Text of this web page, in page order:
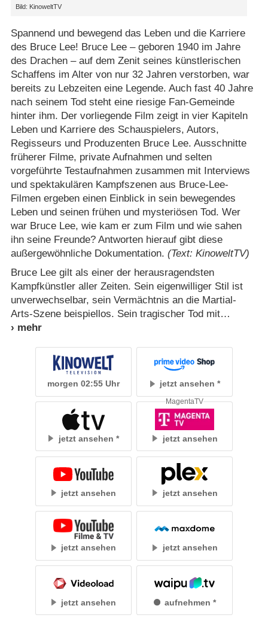
Bild: KinoweltTV
Spannend und bewegend das Leben und die Karriere
des Bruce Lee! Bruce Lee – geboren 1940 im Jahre
des Drachen – auf dem Zenit seines künstlerischen
Schaffens im Alter von nur 32 Jahren verstorben, war
bereits zu Lebzeiten eine Legende. Auch fast 40 Jahre
nach seinem Tod steht eine riesige Fan-Gemeinde
hinter ihm. Der vorliegende Film zeigt in vier Kapiteln
Leben und Karriere des Schauspielers, Autors,
Regisseurs und Produzenten Bruce Lee. Ausschnitte
früherer Filme, private Aufnahmen und selten
vorgeführte Testaufnahmen zusammen mit Interviews
und spektakulären Kampfszenen aus Bruce-Lee-
Filmen ergeben einen Einblick in sein bewegendes
Leben und seinen frühen und mysteriösen Tod. Wer
war Bruce Lee, wie kam er zum Film und wie sahen
ihn seine Freunde? Antworten hierauf gibt diese
außergewöhnliche Dokumentation. (Text: KinoweltTV)
Bruce Lee gilt als einer der herausragendsten
Kampfkünstler aller Zeiten. Sein eigenwilliger Stil ist
unverwechselbar, sein Vermächtnis an die Martial-
Arts-Szene beispiellos. Sein tragischer Tod mit
morgen 02:55 Uhr jetzt ansehen
jetzt ansehen jetzt ansehen
MagentaTV
jetzt ansehen jetzt ansehen
jetzt ansehen jetzt ansehen
jetzt ansehen aufnehmen